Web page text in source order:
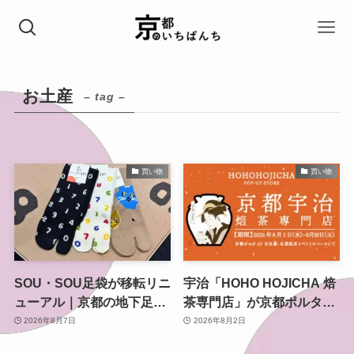
お土産 – tag –
買い物
SOU・SOU足袋が移転リニ
ューアル｜京都の地下足袋
専門店を取材、人気商品や
2026年8月7日
買い物
宇治「HOHO HOJICHA 焙
茶専門店」が京都ポルタで
POP-UP、8月5日から14日
2026年8月2日